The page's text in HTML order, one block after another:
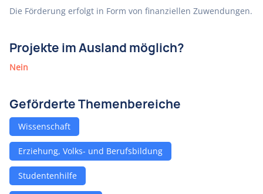
Die Förderung erfolgt in Form von finanziellen Zuwendungen.
Projekte im Ausland möglich?
Nein
Geförderte Themenbereiche
Wissenschaft
Erziehung, Volks- und Berufsbildung
Studentenhilfe